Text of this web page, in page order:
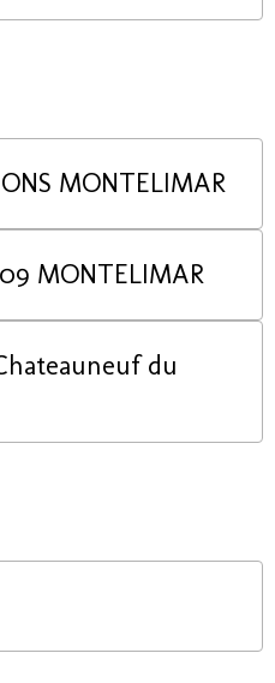
MONTELIMAR
09 MONTELIMAR
du